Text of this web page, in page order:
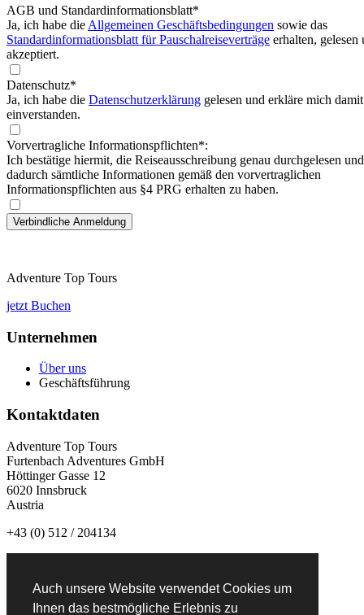
Auch unsere Website verwendet Cookies um
Ihnen das bestmögliche Erlebnis zu
AGB und Standardinformationsblatt*
Ja, ich habe die Allgemeinen Geschäftsbedingungen sowie das
Standardinformationsblatt für Pauschalreiseverträge erhalten, gelesen
akzeptiert.
Datenschutz*
Ja, ich habe die Datenschutzerklärung gelesen und erkläre mich damit
einverstanden.
Vorvertragliche Informationspflichten*:
Ich bestätige hiermit, die Reiseausschreibung genau durchgelesen und
dadurch sämtliche Informationen gemäß den vorvertraglichen
Informationspflichten aus §4 PRG erhalten zu haben.
Adventure Top Tours
jetzt Buchen
Unternehmen
Über uns
Geschäftsführung
Kontaktdaten
Adventure Top Tours
Furtenbach Adventures GmbH
Höttinger Gasse 12
6020 Innsbruck
Austria
+43 (0) 512 / 204134
Newsletteranmeldung: